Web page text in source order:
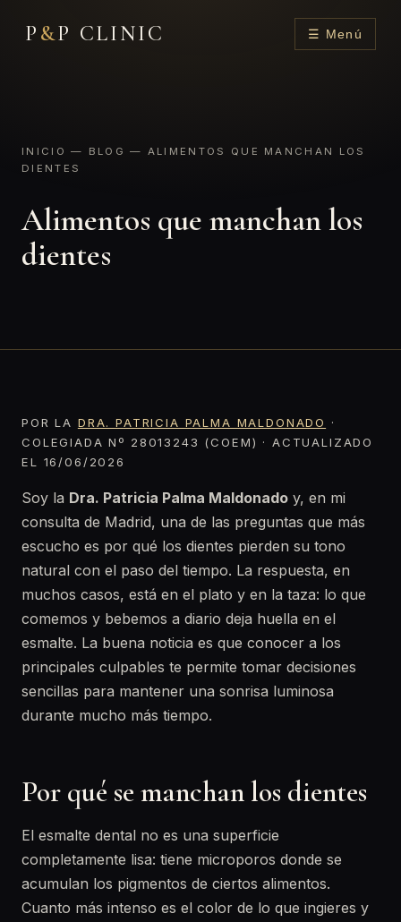
P &P CLINIC ☰ Menú
INICIO — BLOG — ALIMENTOS QUE MANCHAN LOS
DIENTES
Alimentos que manchan los
dientes
POR LA DRA. PATRICIA PALMA MALDONADO
·
COLEGIADA Nº 28013243 (COEM) · ACTUALIZADO
EL 16/06/2026
Soy la Dra. Patricia Palma Maldonado y, en mi
consulta de Madrid, una de las preguntas que más
escucho es por qué los dientes pierden su tono
natural con el paso del tiempo. La respuesta, en
muchos casos, está en el plato y en la taza: lo que
comemos y bebemos a diario deja huella en el
esmalte. La buena noticia es que conocer a los
principales culpables te permite tomar decisiones
sencillas para mantener una sonrisa luminosa
durante mucho más tiempo.
Por qué se manchan los dientes
El esmalte dental no es una superficie
completamente lisa: tiene microporos donde se
acumulan los pigmentos de ciertos alimentos.
Cuanto más intenso es el color de lo que ingieres y